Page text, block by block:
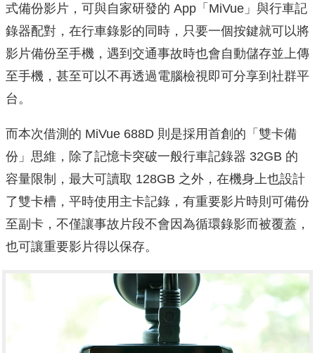
式備份影片，可與自家研發的 App「MiVue」與行車記
錄器配對，在行車錄影的同時，只要一個按鍵就可以將
影片備份至手機，遇到交通事故時也會自動儲存並上傳
至手機，甚至可以不再透過電腦檢視即可分享到社群平
台。
而本次借測的 MiVue 688D 則是採用首創的「雙卡備
份」思維，除了記憶卡突破一般行車記錄器 32GB 的
容量限制，最大可讀取 128GB 之外，在機身上也設計
了雙卡槽，平時使用主卡記錄，有重要影片時則可備份
至副卡，不僅讓事故片段不會因為循環錄影而被覆蓋，
也可讓重要影片得以保存。